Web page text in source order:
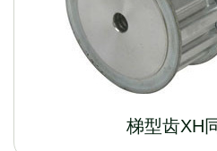
梯型齿XH